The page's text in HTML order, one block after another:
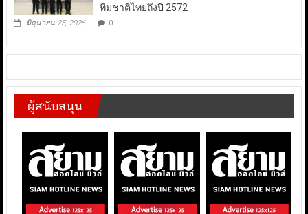
ทีมชาติไทยถึงปี 2572
มิถุนายน 25, 2026 0
ผู้สนับสนุน